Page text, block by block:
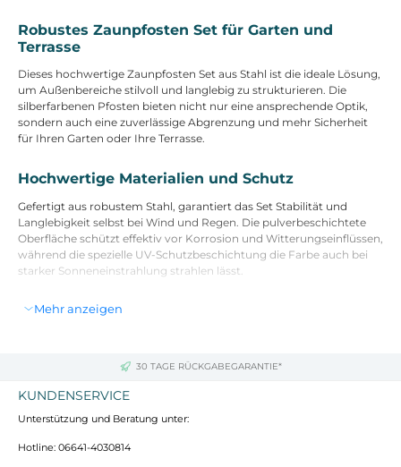
Robustes Zaunpfosten Set für Garten und
Terrasse
Dieses hochwertige Zaunpfosten Set aus Stahl ist die ideale Lösung,
um Außenbereiche stilvoll und langlebig zu strukturieren. Die
silberfarbenen Pfosten bieten nicht nur eine ansprechende Optik,
sondern auch eine zuverlässige Abgrenzung und mehr Sicherheit
für Ihren Garten oder Ihre Terrasse.
Hochwertige Materialien und Schutz
Gefertigt aus robustem Stahl, garantiert das Set Stabilität und
Langlebigkeit selbst bei Wind und Regen. Die pulverbeschichtete
Oberfläche schützt effektiv vor Korrosion und Witterungseinflüssen,
während die spezielle UV-Schutzbeschichtung die Farbe auch bei
starker Sonneneinstrahlung strahlen lässt.
Einfache Montage und vielseitige Anwendung
können Sie Ihre Außenbereiche schnell und sicher abgrenzen und
Technische Details und Lieferumfang
Farbe: Silber
Mehr anzeigen
30 TAGE RÜCKGABEGARANTIE*
KUNDENSERVICE
Unterstützung und Beratung unter:
Hotline: 06641-4030814